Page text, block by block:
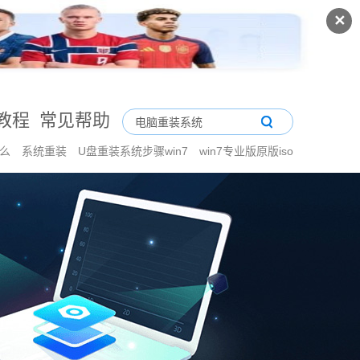
✕
程 常见帮助
系统重装 U盘重装系统步骤win7 win7专业版原版iso